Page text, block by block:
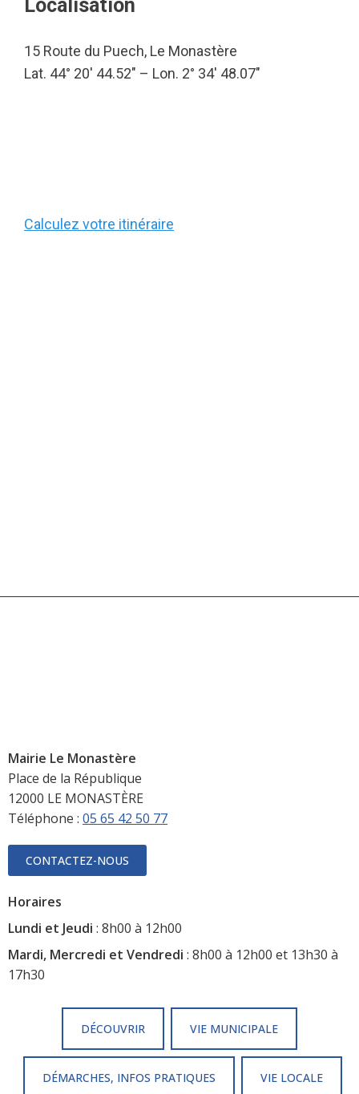
Localisation
15 Route du Puech, Le Monastère
Lat. 44° 20′ 44.52″ – Lon. 2° 34′ 48.07″
Calculez votre itinéraire
Mairie Le Monastère
Place de la République
12000 LE MONASTÈRE
Téléphone : 05 65 42 50 77
CONTACTEZ-NOUS
Horaires
Lundi et Jeudi : 8h00 à 12h00
Mardi, Mercredi et Vendredi : 8h00 à 12h00 et 13h30 à
17h30
DÉCOUVRIR VIE MUNICIPALE
DÉMARCHES, INFOS PRATIQUES VIE LOCALE